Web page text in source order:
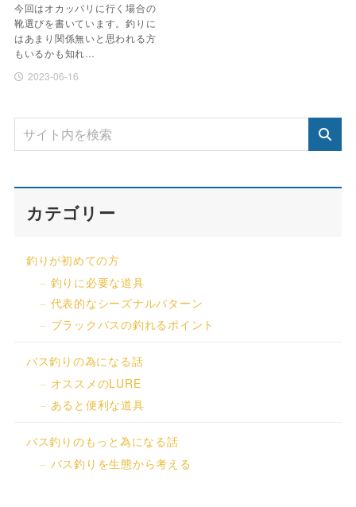
今回はオカッパリに行く場合の
靴選びを書いています。釣りに
はあまり関係無いと思われる方
もいるかも知れ…
2023-06-16
カテゴリー
釣りが初めての方
釣りに必要な道具
代表的なシーズナルパターン
ブラックバスの釣れるポイント
バス釣りの為になる話
オススメのLURE
あると便利な道具
バス釣りのもっと為になる話
バス釣りを生態から考える